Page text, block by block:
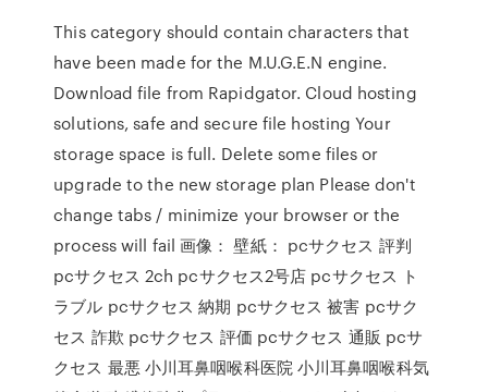
This category should contain characters that
have been made for the M.U.G.E.N engine.
Download file from Rapidgator. Cloud hosting
solutions, safe and secure file hosting Your
storage space is full. Delete some files or
upgrade to the new storage plan Please don't
change tabs / minimize your browser or the
process will fail 画像： 壁紙： pcサクセス 評判
pcサクセス 2ch pcサクセス2号店 pcサクセス ト
ラブル pcサクセス 納期 pcサクセス 被害 pcサク
セス 詐欺 pcサクセス 評価 pcサクセス 通販 pcサ
クセス 最悪 小川耳鼻咽喉科医院 小川耳鼻咽喉科気